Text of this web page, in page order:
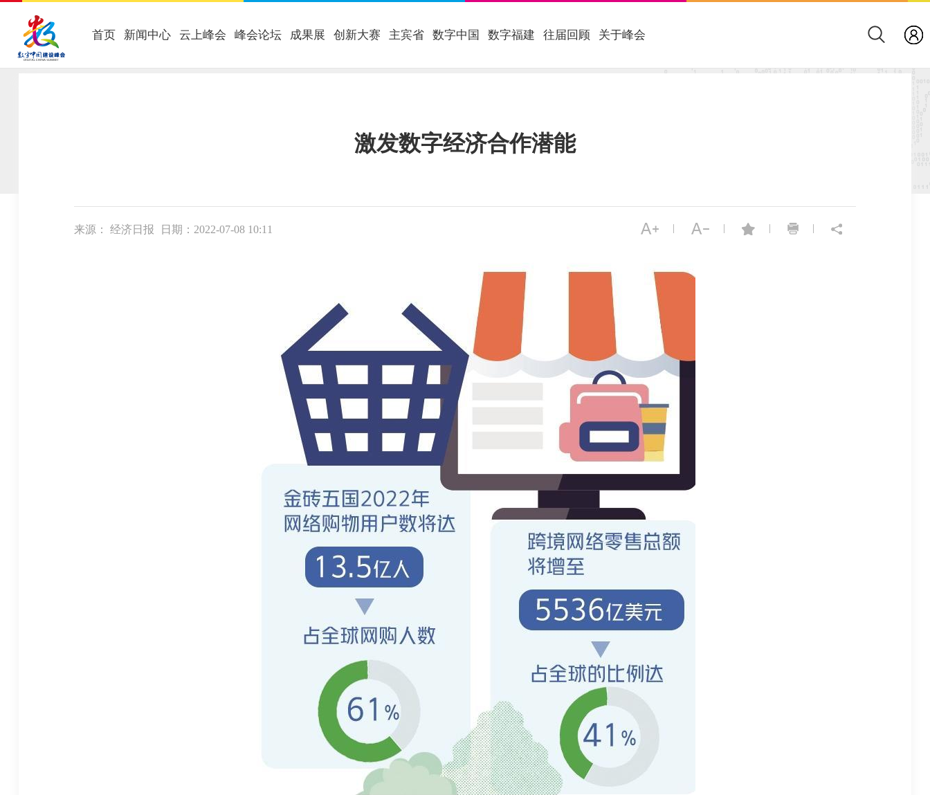
首页 新闻中心 云上峰会 峰会论坛 成果展 创新大赛 主宾省 数字中国 数字福建 往届回顾 关于峰会
当前位置： -数字中国 -工作动态
激发数字经济合作潜能
来源： 经济日报 日期：2022-07-08 10:11